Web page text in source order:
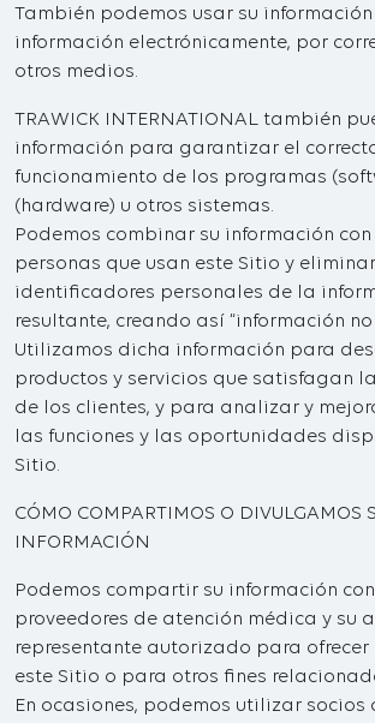
También podemos usar su
información electrónicamente, por
otros medios.
TRAWICK INTERNATIONAL también
información para garantizar el
funcionamiento de los programas
(hardware) u otros sistemas.
Podemos combinar su información
personas que usan este Sitio y
identificadores personales de la
resultante, creando así “información
Utilizamos dicha información para
productos y servicios que satisfagan
de los clientes, y para analizar y
las funciones y las oportunidades
Sitio.
CÓMO COMPARTIMOS O DIVULGAMOS
INFORMACIÓN
Podemos compartir su información con
proveedores de atención médica y su
representante autorizado para ofrecer
este Sitio o para otros fines
En ocasiones, podemos utilizar socios